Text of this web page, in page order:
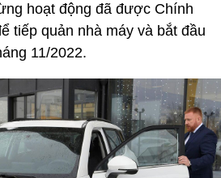
hoạt động đã được Chính
tiếp quản nhà máy và bắt đầu
11/2022.